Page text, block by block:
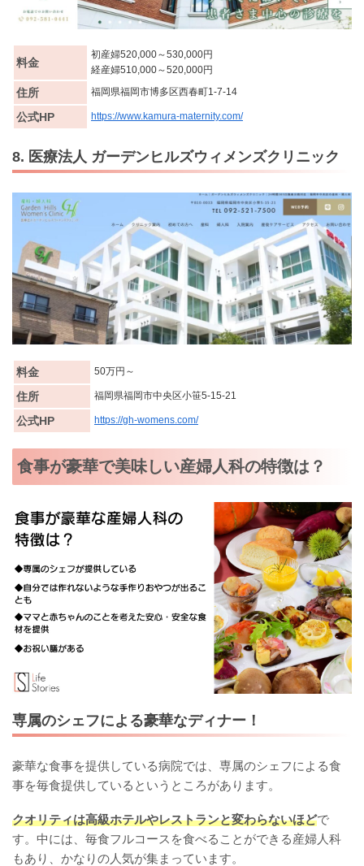
料金
初産婦520,000～530,000円
経産婦510,000～520,000円
住所 福岡県福岡市博多区西春町1-7-14
公式HP https://www.kamura-maternity.com/
8. 医療法人 ガーデンヒルズウィメンズクリニック
料金 50万円～
住所 福岡県福岡市中央区小笹5-15-21
公式HP https://gh-womens.com/
食事が豪華で美味しい産婦人科の特徴は？
専属のシェフによる豪華なディナー！
豪華な食事を提供している病院では、専属のシェフによる食
事を毎食提供しているというところがあります。
クオリティは高級ホテルやレストランと変わらないほどで
す。中には、毎食フルコースを食べることができる産婦人科
もあり、かなりの人気が集まっています。